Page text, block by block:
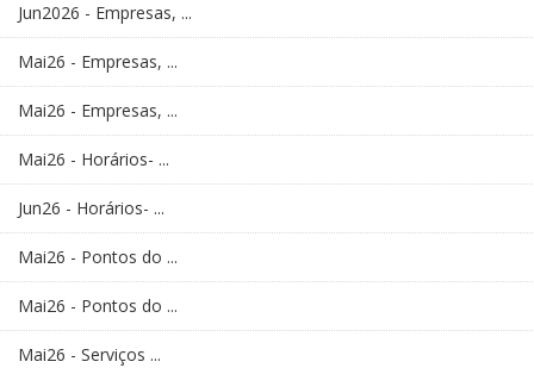
Jun2026 - Empresas, ...
Mai26 - Empresas, ...
Mai26 - Empresas, ...
Mai26 - Horários- ...
Jun26 - Horários- ...
Mai26 - Pontos do ...
Mai26 - Pontos do ...
Mai26 - Serviços ...